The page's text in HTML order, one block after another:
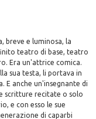
breve e luminosa, la
teatro di base, teatro
Era un'attrice comica.
sua testa, li portava in
E anche un'insegnante di
scritture recitate o solo
e con esso le sue
di caparbi